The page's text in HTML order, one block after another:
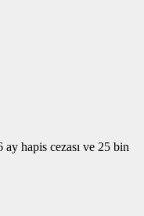
hapis cezası ve 25 bin